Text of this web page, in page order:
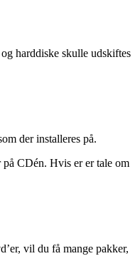
harddiske skulle udskiftes
der installeres på.
CDén. Hvis er er tale om
vil du få mange pakker,